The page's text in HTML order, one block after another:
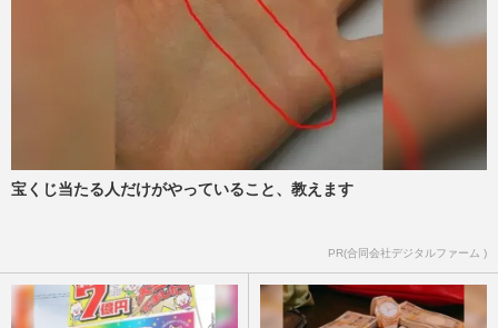
宝くじ当たる人だけがやっていること、教えます
PR(合同会社デジタルファーム )